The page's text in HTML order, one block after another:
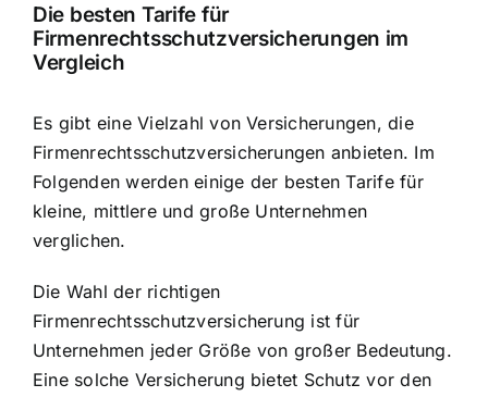
Die besten Tarife für
Firmenrechtsschutzversicherungen im
Vergleich
Es gibt eine Vielzahl von Versicherungen, die
Firmenrechtsschutzversicherungen anbieten. Im
Folgenden werden einige der besten Tarife für
kleine, mittlere und große Unternehmen
verglichen.
Die Wahl der richtigen
Firmenrechtsschutzversicherung ist für
Unternehmen jeder Größe von großer Bedeutung.
Eine solche Versicherung bietet Schutz vor den